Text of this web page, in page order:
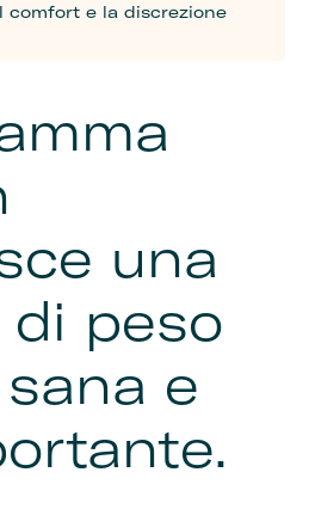
comfort e la discrezione
una
peso
e